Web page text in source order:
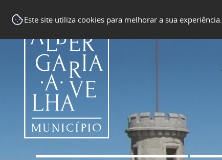
Este site utiliza cookies para melhorar a sua experiência.